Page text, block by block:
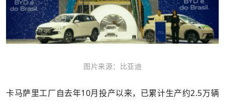
图片来源：比亚迪
卡马萨里工厂自去年10月投产以来，已累计生产约2.5万辆